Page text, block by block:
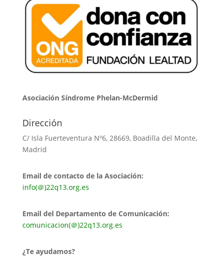
Asociación Síndrome Phelan-McDermid
Dirección
C/ Isla Fuerteventura Nº6, 28669, Boadilla del Monte,
Madrid
Email de contacto de la Asociación:
info(＠)22q13.org.es
Email del Departamento de Comunicación:
comunicacion(＠)22q13.org.es
¿Te ayudamos?